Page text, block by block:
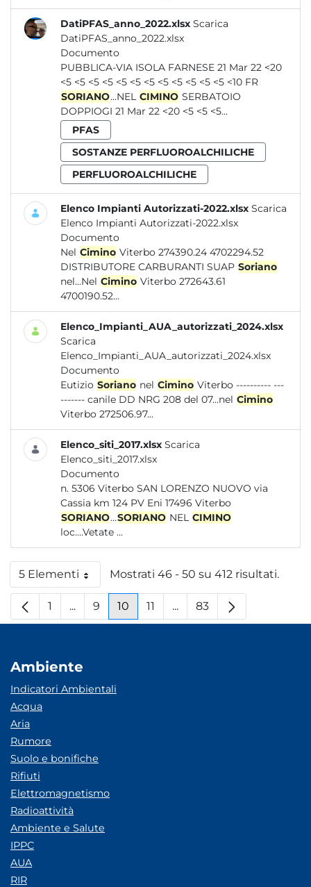
DatiPFAS_anno_2022.xlsx Scarica
DatiPFAS_anno_2022.xlsx
Documento
PUBBLICA-VIA ISOLA FARNESE 21 Mar 22 <20
<5 <5 <5 <5 <5 <5 <5 <5 <5 <5 <5 <5 <10 FR
SORIANO...NEL CIMINO SERBATOIO
DOPPIOGI 21 Mar 22 <20 <5 <5 <5...
PFAS
SOSTANZE PERFLUOROALCHILICHE
PERFLUOROALCHILICHE
Elenco Impianti Autorizzati-2022.xlsx Scarica
Elenco Impianti Autorizzati-2022.xlsx
Documento
Nel Cimino Viterbo 274390.24 4702294.52
DISTRIBUTORE CARBURANTI SUAP Soriano
nel...Nel Cimino Viterbo 272643.61
4700190.52...
Elenco_Impianti_AUA_autorizzati_2024.xlsx
Scarica
Elenco_Impianti_AUA_autorizzati_2024.xlsx
Documento
Eutizio Soriano nel Cimino Viterbo ---------- ---
------- canile DD NRG 208 del 07...nel Cimino
Viterbo 272506.97...
Elenco_siti_2017.xlsx Scarica
Elenco_siti_2017.xlsx
Documento
n. 5306 Viterbo SAN LORENZO NUOVO via
Cassia km 124 PV Eni 17496 Viterbo
SORIANO...SORIANO NEL CIMINO
loc....Vetate ...
5 ElementiPer paginaMostrati 46 - 50 su 412 risultati.
Pagina
1 ...Pagine intermedie
Pagina
9 Pagina
10 Pagina
11 ...Pagine intermedie
Pagina
83
Ambiente
Indicatori Ambientali
Acqua
Aria
Rumore
Suolo e bonifiche
Rifiuti
Elettromagnetismo
Radioattività
Ambiente e Salute
IPPC
AUA
RIR